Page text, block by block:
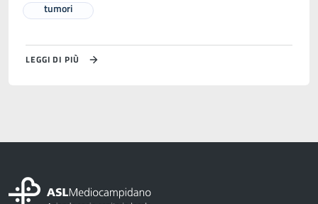
tumori
LEGGI DI PIÙ